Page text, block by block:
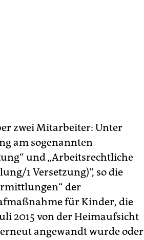
zwei Mitarbeiter: Unter
am sogenannten
und „Arbeitsrechtliche
1 Versetzung)“, so die
der
für Kinder, die
2015 von der Heimaufsicht
angewandt wurde oder